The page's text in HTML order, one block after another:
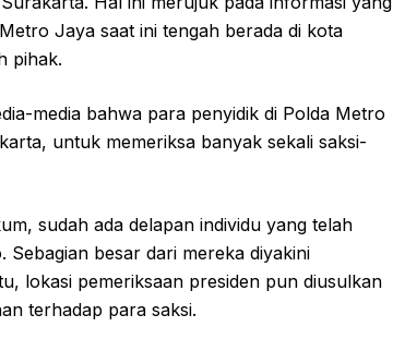
Jaya saat ini tengah berada di kota
pihak.
media bahwa para penyidik di Polda Metro
untuk memeriksa banyak sekali saksi-
sudah ada delapan individu yang telah
Sebagian besar dari mereka diyakini
lokasi pemeriksaan presiden pun diusulkan
terhadap para saksi.